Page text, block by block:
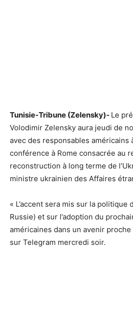
Tunisie-Tribune (Zelensky)- Le
Volodimir Zelensky aura jeudi de
avec des responsables américains
conférence à Rome consacrée au
reconstruction à long terme de
ministre ukrainien des Affaires
« L’accent sera mis sur la politique
Russie) et sur l’adoption du
américaines dans un avenir
sur Telegram mercredi soir.